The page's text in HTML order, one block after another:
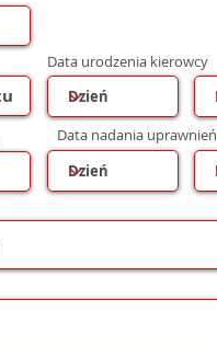
Data urodzenia kierowcy
Data nadania uprawnień